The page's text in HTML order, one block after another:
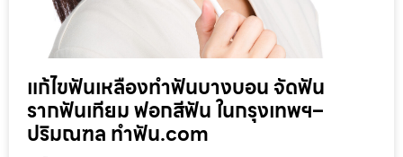
แก้ไขฟันเหลืองทำฟันบางบอน จัดฟัน
รากฟันเทียม ฟอกสีฟัน ในกรุงเทพฯ–
ปริมณฑล ทำฟัน.com